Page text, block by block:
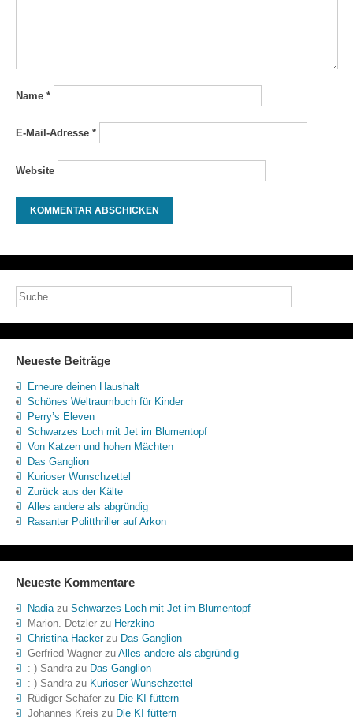
Name *
E-Mail-Adresse *
Website
Neueste Beiträge
Erneure deinen Haushalt
Schönes Weltraumbuch für Kinder
Perry’s Eleven
Schwarzes Loch mit Jet im Blumentopf
Von Katzen und hohen Mächten
Das Ganglion
Kurioser Wunschzettel
Zurück aus der Kälte
Alles andere als abgründig
Rasanter Politthriller auf Arkon
Neueste Kommentare
Nadiazu Schwarzes Loch mit Jet im Blumentopf
Marion. Detzlerzu Herzkino
Christina Hackerzu Das Ganglion
Gerfried Wagnerzu Alles andere als abgründig
:-) Sandrazu Das Ganglion
:-) Sandrazu Kurioser Wunschzettel
Rüdiger Schäferzu Die KI füttern
Johannes Kreis zu Die KI füttern